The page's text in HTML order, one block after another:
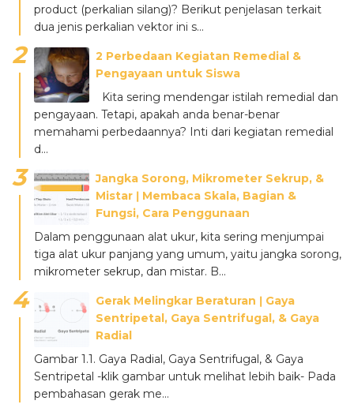
product (perkalian silang)? Berikut penjelasan terkait
dua jenis perkalian vektor ini s...
2 Perbedaan Kegiatan Remedial &
Pengayaan untuk Siswa
Kita sering mendengar istilah remedial dan
pengayaan. Tetapi, apakah anda benar-benar
memahami perbedaannya? Inti dari kegiatan remedial
d...
Jangka Sorong, Mikrometer Sekrup, &
Mistar ǀ Membaca Skala, Bagian &
Fungsi, Cara Penggunaan
Dalam penggunaan alat ukur, kita sering menjumpai
tiga alat ukur panjang yang umum, yaitu jangka sorong,
mikrometer sekrup, dan mistar. B...
Gerak Melingkar Beraturan ǀ Gaya
Sentripetal, Gaya Sentrifugal, & Gaya
Radial
Gambar 1.1. Gaya Radial, Gaya Sentrifugal, & Gaya
Sentripetal -klik gambar untuk melihat lebih baik- Pada
pembahasan gerak me...